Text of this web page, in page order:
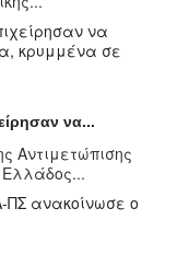
να...
Αντιμετώπισης